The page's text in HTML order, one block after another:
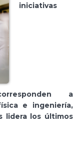
iniciativas
a
e ingeniería,
lidera los últimos